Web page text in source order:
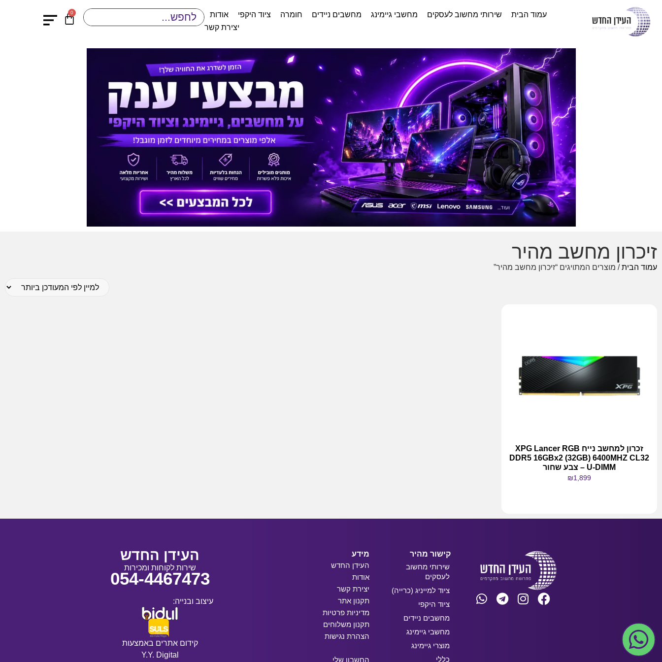
עמוד הבית שירותי מחשוב לעסקים מחשבי גיימינג מחשבים ניידים חומרה ציוד היקפי
אודות
יצירת קשר
0
זיכרון מחשב מהיר
עמוד הבית/ מוצרים המתויגים “זיכרון מחשב מהיר”
זכרון למחשב נייח XPG Lancer RGB
DDR5 16GBx2 (32GB) 6400MHZ CL32
U-DIMM – צבע שחור
₪1,899
קישור מהיר
שירותי מחשוב
לעסקים
ציוד למייניג (כרייה)
ציוד היקפי
מחשבים ניידים
מחשבי גיימינג
מוצרי גיימינג
כללי
מידע
העידן החדש
אודות
יצירת קשר
תקנון אתר
מדיניות פרטיות
תקנון משלוחים
הצהרת נגישות
החשבון שלי
העידן החדש
שירות לקוחות ומכירות
054-4467473
עיצוב ובנייה:
קידום אתרים באמצעות
Y.Y. Digital